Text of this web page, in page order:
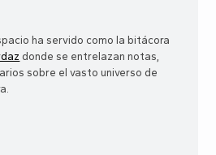
ha servido como la bitácora
donde se entrelazan notas,
sobre el vasto universo de